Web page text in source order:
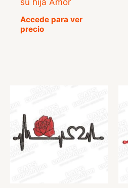
su hija Amor
Accede para ver
precio